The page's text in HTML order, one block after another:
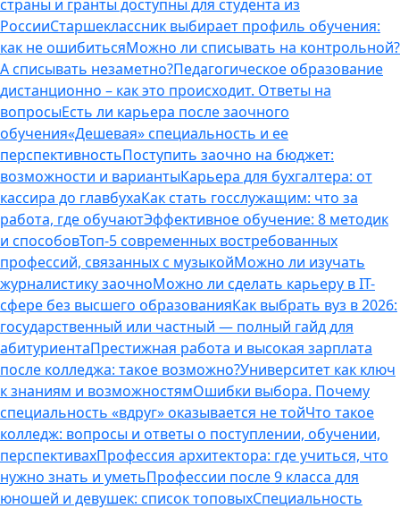
страны и гранты доступны для студента из
РоссииСтаршеклассник выбирает профиль обучения:
как не ошибитьсяМожно ли списывать на контрольной?
А списывать незаметно?Педагогическое образование
дистанционно – как это происходит. Ответы на
вопросыЕсть ли карьера после заочного
обучения«Дешевая» специальность и ее
перспективностьПоступить заочно на бюджет:
возможности и вариантыКарьера для бухгалтера: от
кассира до главбухаКак стать госслужащим: что за
работа, где обучаютЭффективное обучение: 8 методик
и способовТоп-5 современных востребованных
профессий, связанных с музыкойМожно ли изучать
журналистику заочноМожно ли сделать карьеру в IT-
сфере без высшего образованияКак выбрать вуз в 2026:
государственный или частный — полный гайд для
абитуриентаПрестижная работа и высокая зарплата
после колледжа: такое возможно?Университет как ключ
к знаниям и возможностямОшибки выбора. Почему
специальность «вдруг» оказывается не тойЧто такое
колледж: вопросы и ответы о поступлении, обучении,
перспективахПрофессия архитектора: где учиться, что
нужно знать и уметьПрофессии после 9 класса для
юношей и девушек: список топовыхСпециальность